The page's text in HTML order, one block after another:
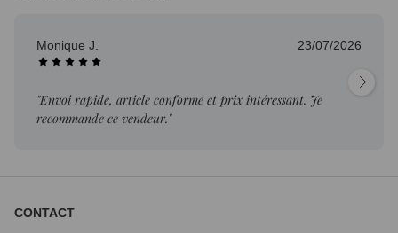
Monique J. 23/07/2026
"Envoi rapide, article conforme et prix intéressant. Je
recommande ce vendeur."
CONTACT